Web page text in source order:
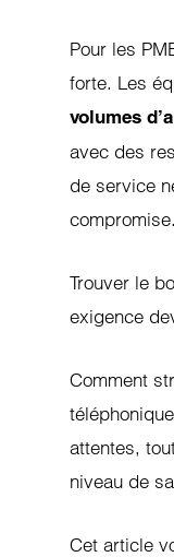
Pour les
forte. Les
volumes
avec des
de service
compromise.
Trouver le
exigence
Comment
attentes,
niveau de
Cet article